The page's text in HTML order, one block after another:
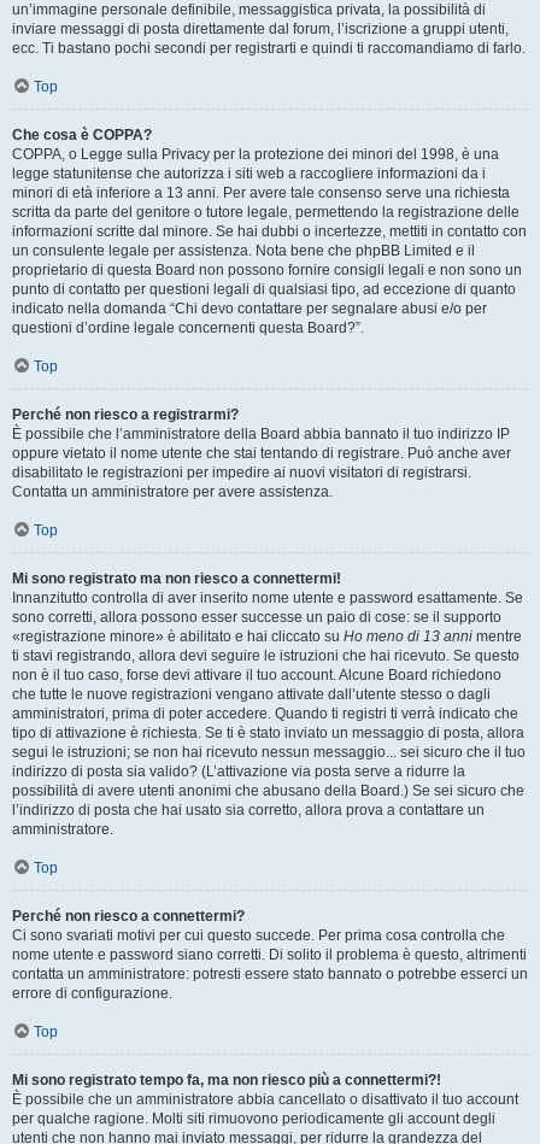
un’immagine personale definibile, messaggistica privata, la possibilità di
inviare messaggi di posta direttamente dal forum, l’iscrizione a gruppi utenti,
ecc. Ti bastano pochi secondi per registrarti e quindi ti raccomandiamo di farlo.
Top
Che cosa è COPPA?
COPPA, o Legge sulla Privacy per la protezione dei minori del 1998, è una
legge statunitense che autorizza i siti web a raccogliere informazioni da i
minori di età inferiore a 13 anni. Per avere tale consenso serve una richiesta
scritta da parte del genitore o tutore legale, permettendo la registrazione delle
informazioni scritte dal minore. Se hai dubbi o incertezze, mettiti in contatto con
un consulente legale per assistenza. Nota bene che phpBB Limited e il
proprietario di questa Board non possono fornire consigli legali e non sono un
punto di contatto per questioni legali di qualsiasi tipo, ad eccezione di quanto
indicato nella domanda “Chi devo contattare per segnalare abusi e/o per
questioni d’ordine legale concernenti questa Board?”.
Top
Perché non riesco a registrarmi?
È possibile che l’amministratore della Board abbia bannato il tuo indirizzo IP
oppure vietato il nome utente che stai tentando di registrare. Può anche aver
disabilitato le registrazioni per impedire ai nuovi visitatori di registrarsi.
Contatta un amministratore per avere assistenza.
Top
Mi sono registrato ma non riesco a connettermi!
Innanzitutto controlla di aver inserito nome utente e password esattamente. Se
sono corretti, allora possono esser successe un paio di cose: se il supporto
«registrazione minore» è abilitato e hai cliccato su Ho meno di 13 anni mentre
ti stavi registrando, allora devi seguire le istruzioni che hai ricevuto. Se questo
non è il tuo caso, forse devi attivare il tuo account. Alcune Board richiedono
che tutte le nuove registrazioni vengano attivate dall’utente stesso o dagli
amministratori, prima di poter accedere. Quando ti registri ti verrà indicato che
tipo di attivazione è richiesta. Se ti è stato inviato un messaggio di posta, allora
segui le istruzioni; se non hai ricevuto nessun messaggio... sei sicuro che il tuo
indirizzo di posta sia valido? (L’attivazione via posta serve a ridurre la
possibilità di avere utenti anonimi che abusano della Board.) Se sei sicuro che
l’indirizzo di posta che hai usato sia corretto, allora prova a contattare un
amministratore.
Top
Perché non riesco a connettermi?
Ci sono svariati motivi per cui questo succede. Per prima cosa controlla che
nome utente e password siano corretti. Di solito il problema è questo, altrimenti
contatta un amministratore: potresti essere stato bannato o potrebbe esserci un
errore di configurazione.
Top
Mi sono registrato tempo fa, ma non riesco più a connettermi?!
È possibile che un amministratore abbia cancellato o disattivato il tuo account
per qualche ragione. Molti siti rimuovono periodicamente gli account degli
utenti che non hanno mai inviato messaggi, per ridurre la grandezza del